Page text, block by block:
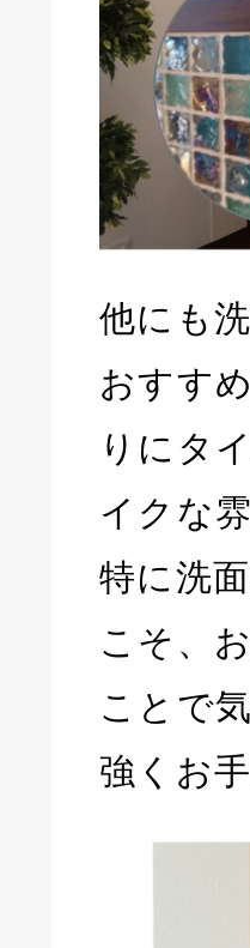
他にも
おすす
りにタ
イクな
特に洗
こそ、
ことで
強くお